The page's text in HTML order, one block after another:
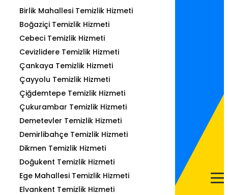
Birlik Mahallesi Temizlik Hizmeti
Boğaziçi Temizlik Hizmeti
Cebeci Temizlik Hizmeti
Cevizlidere Temizlik Hizmeti
Çankaya Temizlik Hizmeti
Çayyolu Temizlik Hizmeti
Çiğdemtepe Temizlik Hizmeti
Çukurambar Temizlik Hizmeti
Demetevler Temizlik Hizmeti
Demirlibahçe Temizlik Hizmeti
Dikmen Temizlik Hizmeti
Doğukent Temizlik Hizmeti
Ege Mahallesi Temizlik Hizmeti
Elvankent Temizlik Hizmeti